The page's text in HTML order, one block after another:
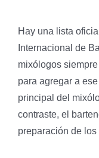
Hay una lista
Internacional de
mixólogos
para agregar a
principal del
contraste, el
preparación de